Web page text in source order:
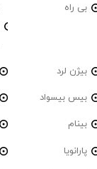
بی راه
بیژن لرد
بیس بیسواد
بینام
پارانویا